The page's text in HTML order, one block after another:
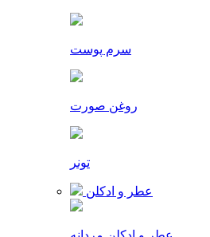
سرم پوست
روغن صورت
تونر
عطر و ادکلن